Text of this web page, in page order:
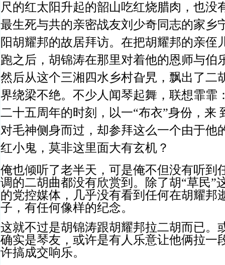
尺的红太阳升起的韶山吃红烧腊肉，也没
最生死与共的亲密战友刘少奇同志的家乡
阳胡耀邦的故居拜访。在把胡耀邦的亲侄
跑之后，胡锦涛在那里对着他的恩师与伯
然后从这个三湘四水乡村旮旯，飘出了二
界绕梁不绝。不少人闻琴起舞，联想霏霏
二十五周年的时刻，以一“布衣”身份，来
对毛神侧身而过，却参拜这么一个由于他
红小鬼，莫非这里面大有玄机？
俺也倾听了老半天，可是俺不但没有听到
调的二胡曲都没有欣赏到。除了胡“草民”
的党控媒体，几乎没有看到任何在胡耀邦
子，有任何像样的纪念。
这就不过是胡锦涛跟胡耀邦拉二胡而已。
确实是琴友，或许是有人乐意让他俩拉一
许搞成交响乐。